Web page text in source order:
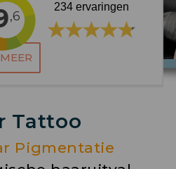
,6
234ervaringen
Tattoo
Pigmentatie